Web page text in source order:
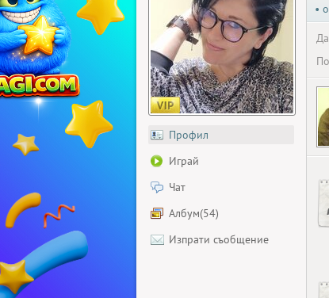
Профил
Играй
Чат
Албум(54)
Изпрати съобщение
•